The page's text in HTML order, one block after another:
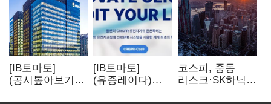
[IB토마토]
(공시톺아보기)
[IB토마토]
(유증레이다)
코스피, 중동
리스크·SK하닉